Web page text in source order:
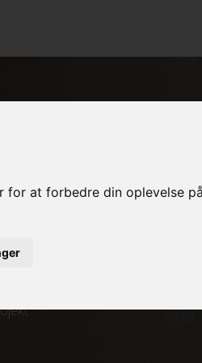
at forbedre din oplevelse
samme